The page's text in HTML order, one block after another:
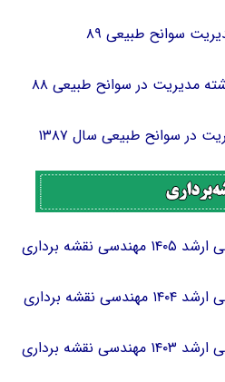
سوانح طبیعی ۸۹
مدیریت در سوانح طبیعی ۸۸
در سوانح طبیعی سال ۱۳۸۷
برداری
نقشه برداری
برداری